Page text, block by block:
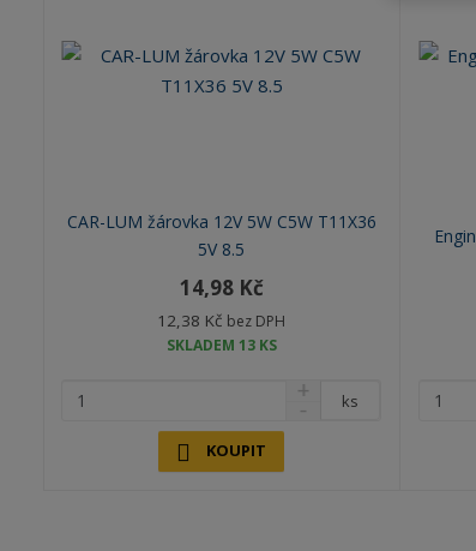
CAR-LUM žárovka 12V 5W C5W T11X36
5V 8.5
14,98 Kč
12,38 Kč bez DPH
SKLADEM 13 KS
ks
KOUPIT